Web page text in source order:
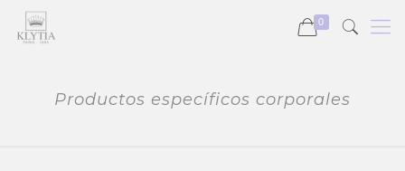
0
Productos específicos corporales